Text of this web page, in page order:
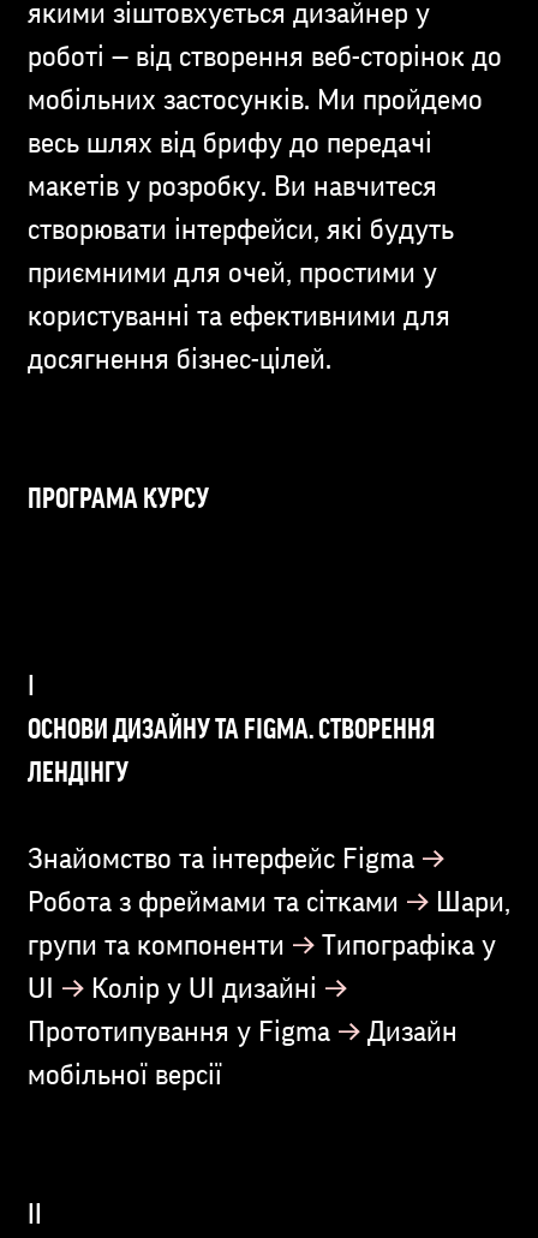
якими зіштовхується дизайнер у
роботі — від створення веб-сторінок до
мобільних застосунків. Ми пройдемо
весь шлях від брифу до передачі
макетів у розробку. Ви навчитеся
створювати інтерфейси, які будуть
приємними для очей, простими у
користуванні та ефективними для
досягнення бізнес-цілей.
ПРОГРАМА КУРСУ
ОСНОВИ ДИЗАЙНУ ТА FIGMA. СТВОРЕННЯ
ЛЕНДІНГУ
Знайомство та інтерфейс Figma →
Робота з фреймами та сітками →Шари,
групи та компоненти →Типографіка у
UI →Колір у UI дизайні →
Прототипування у Figma →Дизайн
мобільної версії